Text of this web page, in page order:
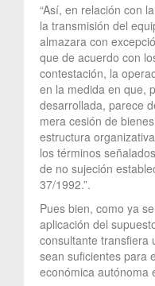
“Así, en relación con
la transmisión del
almazara con
que de acuerdo con
contestación, la
en la medida en que,
desarrollada, parece
mera cesión de
estructura
los términos
de no sujeción
37/1992.”.
Pues bien, como ya
aplicación del
consultante transfiera
sean suficientes para
económica autónoma